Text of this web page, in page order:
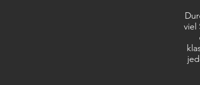
viel